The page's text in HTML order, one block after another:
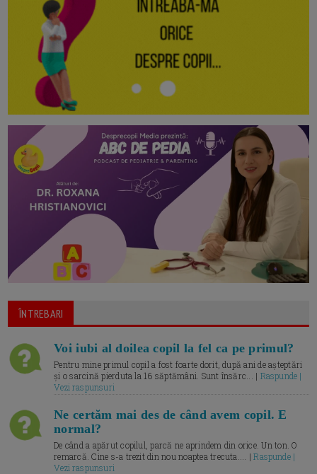
ÎNTREBARI
Voi iubi al doilea copil la fel ca pe primul?
Pentru mine primul copil a fost foarte dorit, după ani de așteptări
și o sarcină pierduta la 16 săptămâni. Sunt însărc... | Raspunde |
Vezi raspunsuri
Ne certăm mai des de când avem copil. E
normal?
De când a apărut copilul, parcă ne aprindem din orice. Un ton. O
remarcă. Cine s-a trezit din nou noaptea trecuta.... |Raspunde |
Vezi raspunsuri